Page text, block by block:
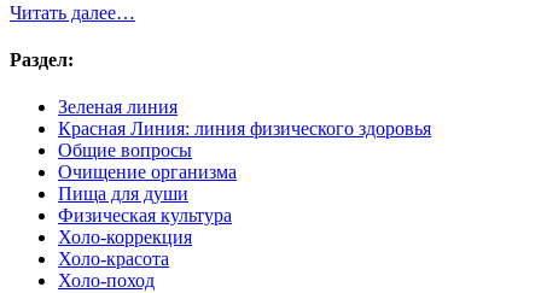
Читать далее…
Раздел:
Зеленая линия
Красная Линия: линия физического здоровья
Общие вопросы
Очищение организма
Пища для души
Физическая культура
Холо-коррекция
Холо-красота
Холо-поход